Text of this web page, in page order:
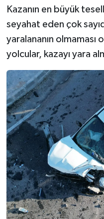
Kazanın en büyük
seyahat eden çok
yaralananın olmaması
yolcular, kazayı yara